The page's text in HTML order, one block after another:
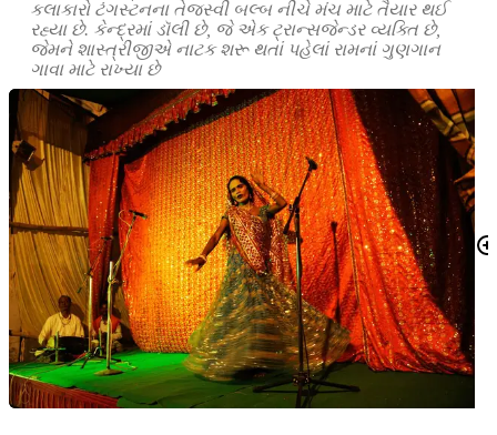
કલાકારો ટંગસ્ટનના તેજસ્વી બલ્બ નીચે મંચ માટે તૈયાર થઈ
રહ્યા છે. કેન્દ્રમાં ડૉલી છે, જે એક ટ્રાન્સજેન્ડર વ્યક્તિ છે,
જેમને શાસ્ત્રીજીએ નાટક શરૂ થતાં પહેલાં રામનાં ગુણગાન
ગાવા માટે રાખ્યા છે